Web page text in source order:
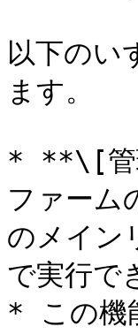
以下のい
ます。
* **\[管
ファーム
のメイン
で実行で
* この機